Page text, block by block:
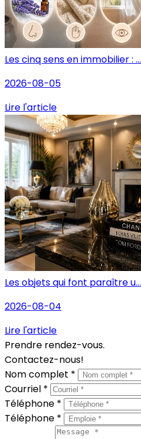
Les cinq sens en immobilier : ...
2026-08-05
Lire l'article
Les objets qui font paraître u...
2026-08-04
Lire l'article
Prendre rendez-vous.
Contactez-nous!
Nom complet *
Courriel *
Téléphone *
Téléphone *